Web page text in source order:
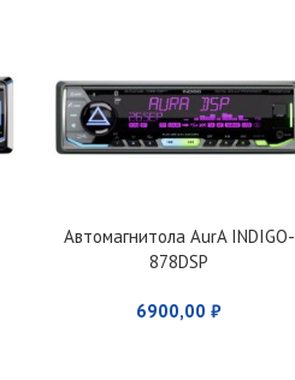
Автомагнитола AurA INDIGO-
878DSP
6900,00₽